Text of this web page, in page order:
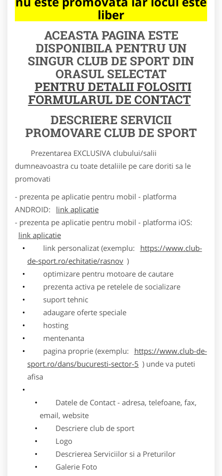
liber
ACEASTA PAGINA ESTE
DISPONIBILA PENTRU UN
SINGUR CLUB DE SPORT DIN
ORASUL SELECTAT
PENTRU DETALII FOLOSITI
FORMULARUL DE CONTACT
DESCRIERE SERVICII
PROMOVARE CLUB DE SPORT
Prezentarea EXCLUSIVA clubului/salii
dumneavoastra cu toate detaliile pe care doriti sa le
promovati
- prezenta pe aplicatie pentru mobil - platforma
ANDROID:
link aplicatie
- prezenta pe aplicatie pentru mobil - platforma iOS:
link aplicatie
link personalizat (exemplu:
https://www.club-
de-sport.ro/echitatie/rasnov )
optimizare pentru motoare de cautare
prezenta activa pe retelele de socializare
suport tehnic
adaugare oferte speciale
hosting
mentenanta
pagina proprie (exemplu:
https://www.club-de-
sport.ro/dans/bucuresti-sector-5 ) unde va puteti
afisa
Datele de Contact - adresa, telefoane, fax,
email, website
Descriere club de sport
Logo
Descrierea Serviciilor si a Preturilor
Galerie Foto